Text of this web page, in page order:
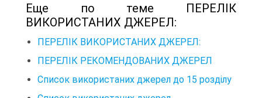
Еще по теме ПЕРЕЛІК
ВИКОРИСТАНИХ ДЖЕРЕЛ:
ПЕРЕЛІК ВИКОРИСТАНИХ ДЖЕРЕЛ:
ПЕРЕЛІК РЕКОМЕНДОВАНИХ ДЖЕРЕЛ
Список використаних джерел до 15 розділу